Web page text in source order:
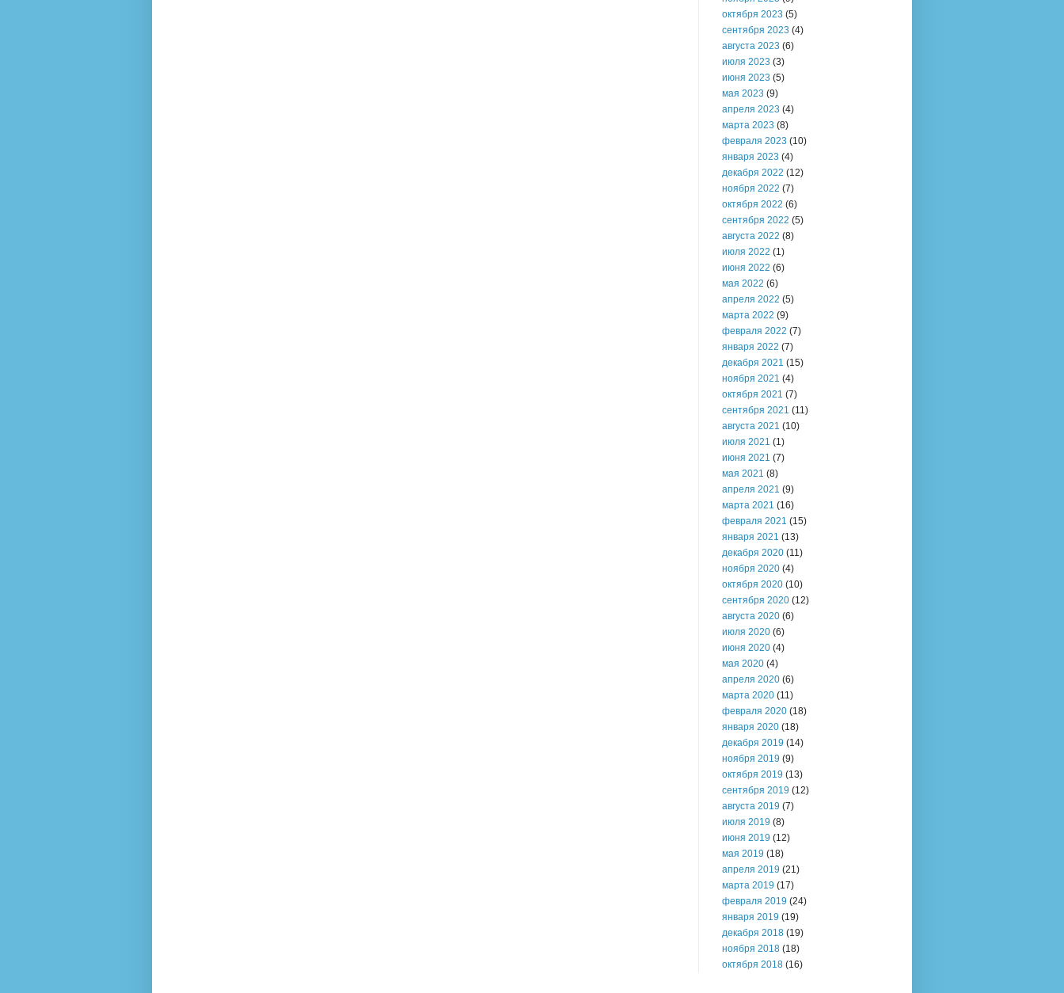
октября 2023 (5)
сентября 2023 (4)
августа 2023 (6)
июля 2023 (3)
июня 2023 (5)
мая 2023 (9)
апреля 2023 (4)
марта 2023 (8)
февраля 2023 (10)
января 2023 (4)
декабря 2022 (12)
ноября 2022 (7)
октября 2022 (6)
сентября 2022 (5)
августа 2022 (8)
июля 2022 (1)
июня 2022 (6)
мая 2022 (6)
апреля 2022 (5)
марта 2022 (9)
февраля 2022 (7)
января 2022 (7)
декабря 2021 (15)
ноября 2021 (4)
октября 2021 (7)
сентября 2021 (11)
августа 2021 (10)
июля 2021 (1)
июня 2021 (7)
мая 2021 (8)
апреля 2021 (9)
марта 2021 (16)
февраля 2021 (15)
января 2021 (13)
декабря 2020 (11)
ноября 2020 (4)
октября 2020 (10)
сентября 2020 (12)
августа 2020 (6)
июля 2020 (6)
июня 2020 (4)
мая 2020 (4)
апреля 2020 (6)
марта 2020 (11)
февраля 2020 (18)
января 2020 (18)
декабря 2019 (14)
ноября 2019 (9)
октября 2019 (13)
сентября 2019 (12)
августа 2019 (7)
июля 2019 (8)
июня 2019 (12)
мая 2019 (18)
апреля 2019 (21)
марта 2019 (17)
февраля 2019 (24)
января 2019 (19)
декабря 2018 (19)
ноября 2018 (18)
октября 2018 (16)